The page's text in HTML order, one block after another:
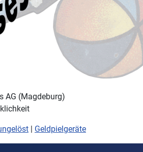
AG (Magdeburg)
| Geldpielgeräte